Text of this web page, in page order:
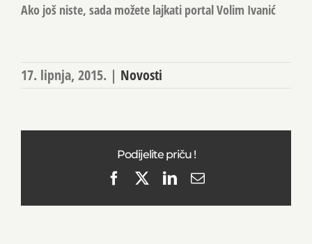
Ako još niste, sada možete lajkati portal Volim Ivanić
17. lipnja, 2015. | Novosti
Podijelite priču !
FacebookLinkedIn
Email